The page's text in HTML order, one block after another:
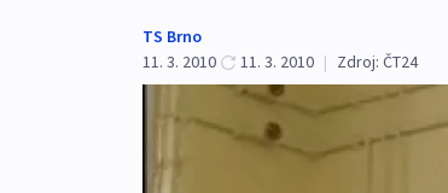
TS Brno
11. 3. 2010
11. 3. 2010 | Zdroj: ČT24